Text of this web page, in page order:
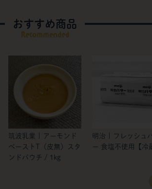
おすすめ商品
Recommended
筑波乳業 | アーモンド
ペーストT（皮無）スタ
ンドパウチ / 1kg
明治 | フレッシュ
ー 食塩不使用【冷